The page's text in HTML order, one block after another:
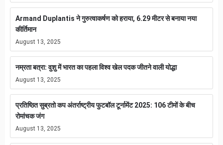
Armand Duplantis ने गुरुत्वाकर्षण को हराया, 6.29 मीटर से बनाया नया
कीर्तिमान
August 13, 2025
नम्रता बत्रा: वुशु में भारत का पहला विश्व खेल पदक जीतने वाली योद्धा
August 13, 2025
प्रतिष्ठित सुब्रतो कप अंतर्राष्ट्रीय फुटबॉल टूर्नामेंट 2025: 106 टीमों के बीच
रोमांचक जंग
August 13, 2025